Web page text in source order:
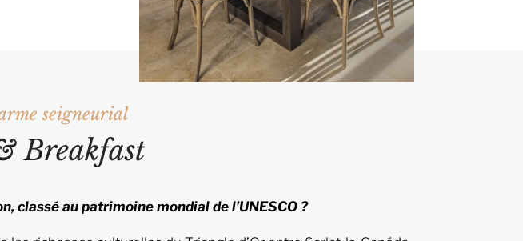
seigneurial
Breakfast
classé au patrimoine mondial de l’UNESCO ?